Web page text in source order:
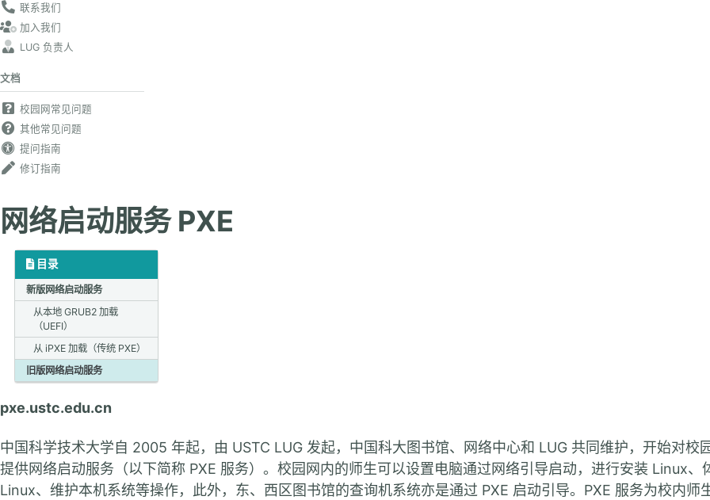
联系我们
加入我们
LUG 负责人
文档
校园网常见问题
其他常见问题
提问指南
修订指南
网络启动服务 PXE
目录
新版网络启动服务
从本地 GRUB2 加载
（UEFI）
从 iPXE 加载（传统 PXE）
旧版网络启动服务
pxe.ustc.edu.cn
中国科学技术大学自 2005 年起，由 USTC LUG 发起，中国科大图书馆、网络中心和 LUG 共同维护，开始对校
提供网络启动服务（以下简称 PXE 服务）。校园网内的师生可以设置电脑通过网络引导启动，进行安装 Linux、
Linux、维护本机系统等操作，此外，东、西区图书馆的查询机系统亦是通过 PXE 启动引导。PXE 服务为校内师